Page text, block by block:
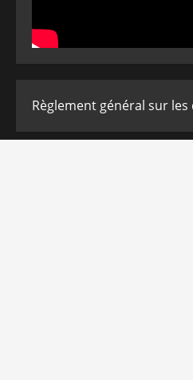
Règlement général sur